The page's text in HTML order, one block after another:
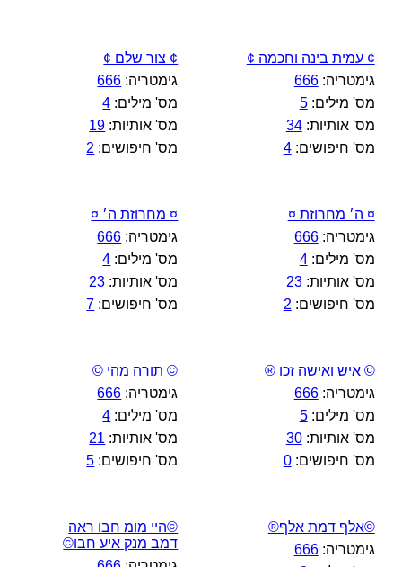
¢ עמית בינה וחכמה ¢
גימטריה:666
מס' מילים:5
מס' אותיות:34
מס' חיפושים:4
¢ צור שלם ¢
גימטריה: 666
מס' מילים: 4
מס' אותיות: 19
מס' חיפושים: 2
¤ ה׳ מחרוזת ¤
גימטריה:666
מס' מילים:4
מס' אותיות:23
מס' חיפושים: 2
¤ מחרוזת ה׳ ¤
גימטריה: 666
מס' מילים: 4
מס' אותיות: 23
מס' חיפושים: 7
© איש ואישה זכו ®
גימטריה:666
מס' מילים:5
מס' אותיות:30
מס' חיפושים:0
© תורה מהי ©
גימטריה: 666
מס' מילים: 4
מס' אותיות: 21
מס' חיפושים: 5
©אלף דמת אלף®
גימטריה:666
©היי מומ חבו ראה
דמב מנק איע חבו©